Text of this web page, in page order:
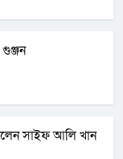
সাইফ আলি খান